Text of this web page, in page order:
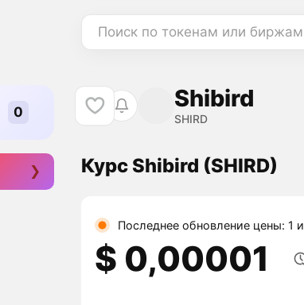
Поиск по токенам или биржам
Shibird
SHIRD
Курс Shibird (SHIRD)
Последнее обновление цены: 1
$ 0,00001